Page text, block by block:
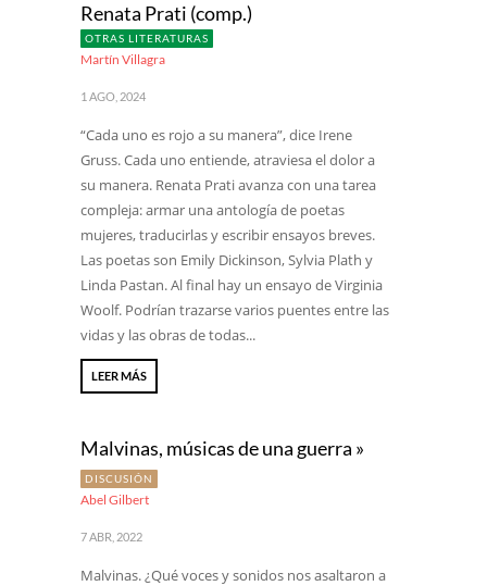
Renata Prati (comp.)
OTRAS LITERATURAS
Martín Villagra
1 AGO, 2024
“Cada uno es rojo a su manera”, dice Irene
Gruss. Cada uno entiende, atraviesa el dolor a
su manera. Renata Prati avanza con una tarea
compleja: armar una antología de poetas
mujeres, traducirlas y escribir ensayos breves.
Las poetas son Emily Dickinson, Sylvia Plath y
Linda Pastan. Al final hay un ensayo de Virginia
Woolf. Podrían trazarse varios puentes entre las
vidas y las obras de todas...
LEER MÁS
Malvinas, músicas de una guerra »
DISCUSIÓN
Abel Gilbert
7 ABR, 2022
Malvinas. ¿Qué voces y sonidos nos asaltaron a